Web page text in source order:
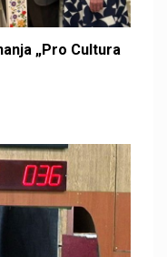
„Pro Cultura